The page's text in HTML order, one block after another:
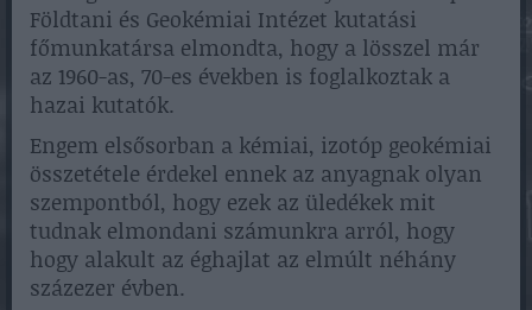
Földtani és Geokémiai Intézet kutatási
főmunkatársa elmondta, hogy a lösszel már
az 1960-as, 70-es években is foglalkoztak a
hazai kutatók.
Engem elsősorban a kémiai, izotóp geokémiai
összetétele érdekel ennek az anyagnak olyan
szempontból, hogy ezek az üledékek mit
tudnak elmondani számunkra arról, hogy
hogy alakult az éghajlat az elmúlt néhány
százezer évben.